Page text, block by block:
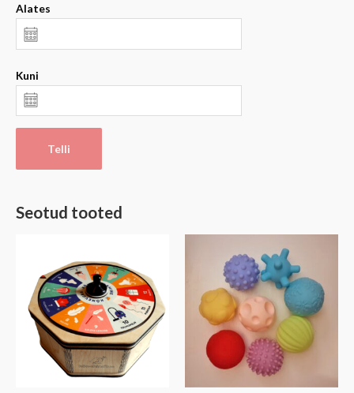
Alates
Kuni
Telli
Seotud tooted